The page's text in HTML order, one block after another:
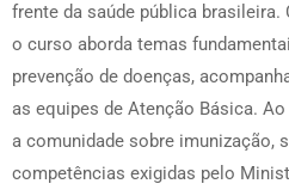
frente da saúde pública
o curso aborda temas
prevenção de doenças,
as equipes de Atenção Básica.
a comunidade sobre imunização,
competências exigidas pelo